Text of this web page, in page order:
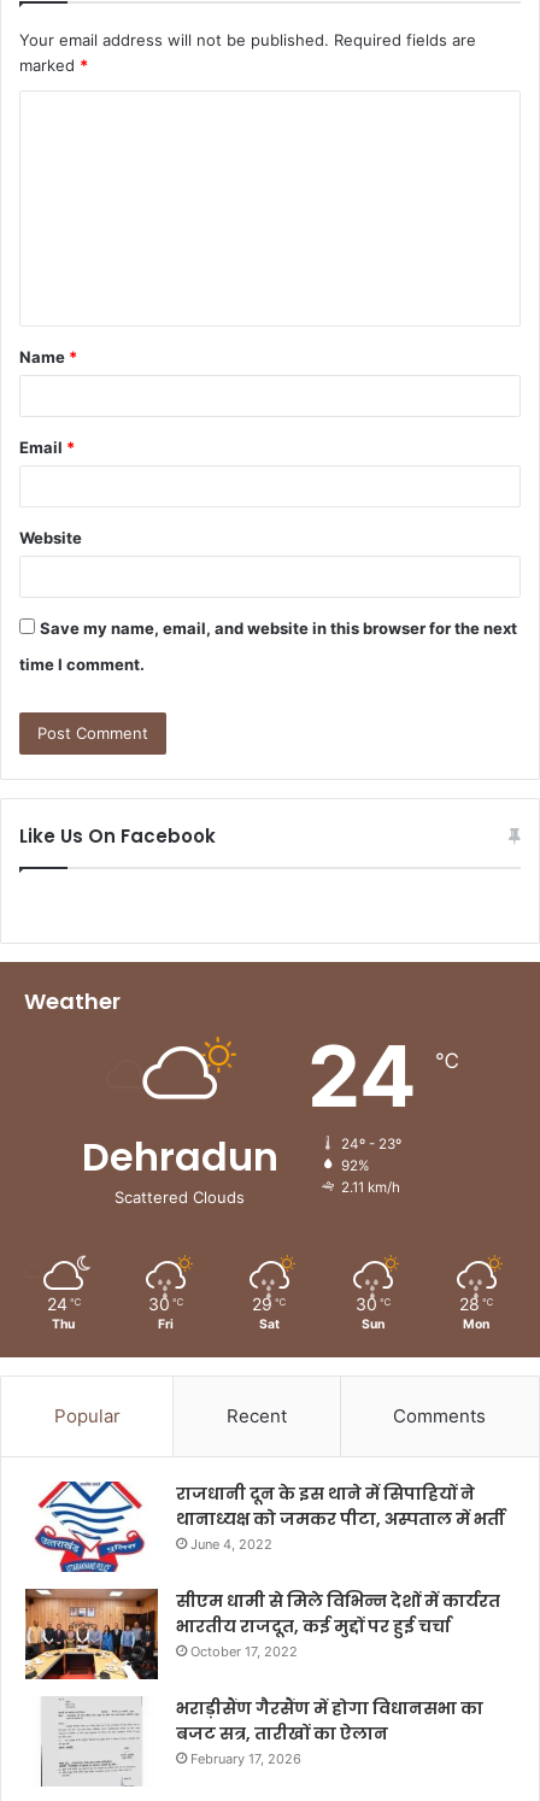
Your email address will not be published. Required fields are
marked *
t
*
Name *
Email *
Website
Save my name, email, and website in this browser for the next
time I comment.
Like Us On Facebook
Weather
Dehradun
Scattered Clouds
24 ℃
24º - 23º
92%
2.11 km/h
24 ℃
Thu
30 ℃
Fri
29 ℃
Sat
30 ℃
Sun
28 ℃
Mon
Popular Recent Comments
राजधानी दून के इस थाने में सिपाहियों ने
थानाध्यक्ष को जमकर पीटा, अस्पताल में भर्ती
June 4, 2022
सीएम धामी से मिले विभिन्न देशों में कार्यरत
भारतीय राजदूत, कई मुद्दों पर हुई चर्चा
October 17, 2022
भराड़ीसैंण गैरसैंण में होगा विधानसभा का
बजट सत्र, तारीखों का ऐलान
February 17, 2026